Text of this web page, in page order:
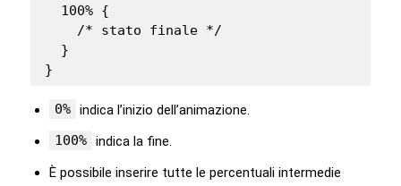
  100% {
    /* stato finale */
  }
}
0% indica l’inizio dell’animazione.
100% indica la fine.
È possibile inserire tutte le percentuali intermedie